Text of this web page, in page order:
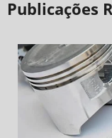
Publicações